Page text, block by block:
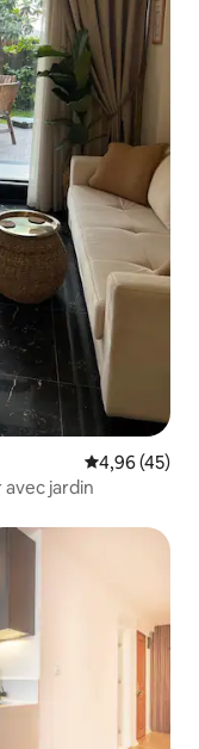
Note
4,96 (45)
jardin
aimés